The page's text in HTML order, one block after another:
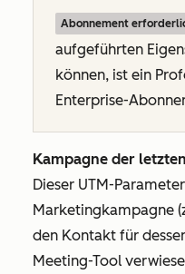
Abonnement
aufgeführten
können, ist ein
Enterprise-
Kampagne der
Dieser UTM-
Marketingkampagne
den Kontakt für
Meeting-Tool